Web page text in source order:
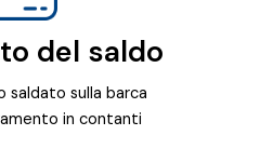
del saldo
saldato sulla barca
in contanti